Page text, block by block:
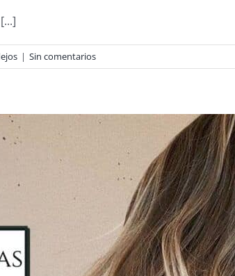
| Sin comentarios